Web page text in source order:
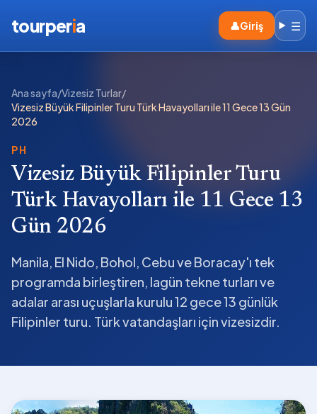
tourperia 👤Giriş ☰
Ana sayfa/Vizesiz Turlar/
Vizesiz Büyük Filipinler Turu Türk Havayolları ile 11 Gece 13 Gün
2026
PH
Vizesiz Büyük Filipinler Turu
Türk Havayolları ile 11 Gece 13
Gün 2026
Manila, El Nido, Bohol, Cebu ve Boracay'ı tek
programda birleştiren, lagün tekne turları ve
adalar arası uçuşlarla kurulu 12 gece 13 günlük
Filipinler turu. Türk vatandaşları için vizesizdir.